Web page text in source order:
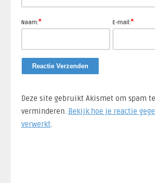
Naam:* E-mail:*
Deze site gebruikt Akismet om spam te
verminderen. Bekijk hoe je reactie
verwerkt.